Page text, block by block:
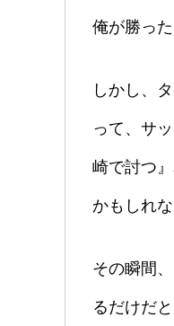
俺が勝っ
しかし、
って、サ
崎で討つ
かもしれ
その瞬間
るだけだ